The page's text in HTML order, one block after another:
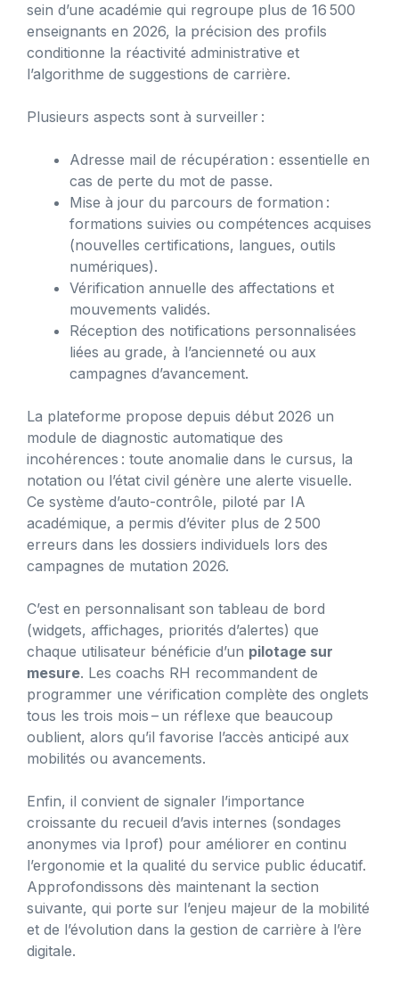
sein d’une académie qui regroupe plus de 16 500
enseignants en 2026, la précision des profils
conditionne la réactivité administrative et
l’algorithme de suggestions de carrière.
Plusieurs aspects sont à surveiller :
Adresse mail de récupération : essentielle en
cas de perte du mot de passe.
Mise à jour du parcours de formation :
formations suivies ou compétences acquises
(nouvelles certifications, langues, outils
numériques).
Vérification annuelle des affectations et
mouvements validés.
Réception des notifications personnalisées
liées au grade, à l’ancienneté ou aux
campagnes d’avancement.
La plateforme propose depuis début 2026 un
module de diagnostic automatique des
incohérences : toute anomalie dans le cursus, la
notation ou l’état civil génère une alerte visuelle.
Ce système d’auto-contrôle, piloté par IA
académique, a permis d’éviter plus de 2 500
erreurs dans les dossiers individuels lors des
campagnes de mutation 2026.
C’est en personnalisant son tableau de bord
(widgets, affichages, priorités d’alertes) que
chaque utilisateur bénéficie d’un pilotage sur
mesure. Les coachs RH recommandent de
programmer une vérification complète des onglets
tous les trois mois – un réflexe que beaucoup
oublient, alors qu’il favorise l’accès anticipé aux
mobilités ou avancements.
Enfin, il convient de signaler l’importance
croissante du recueil d’avis internes (sondages
anonymes via Iprof) pour améliorer en continu
l’ergonomie et la qualité du service public éducatif.
Approfondissons dès maintenant la section
suivante, qui porte sur l’enjeu majeur de la mobilité
et de l’évolution dans la gestion de carrière à l’ère
digitale.